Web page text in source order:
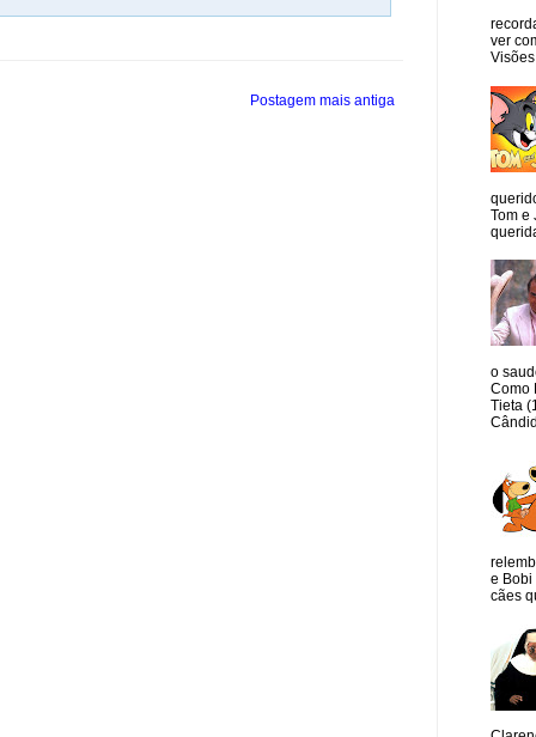
Postagem mais antiga
ver
Tom e
o
Como
Tieta
e Bobi
cães